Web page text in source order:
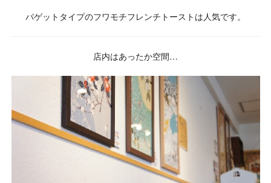
バゲットタイプのフワモチフレンチトーストは人気です。
店内はあったか空間…